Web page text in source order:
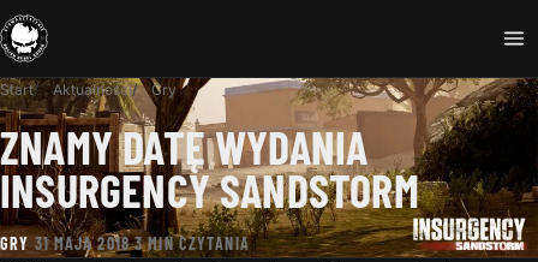
Start Aktualności Gry
ZNAMY DATĘ WYDANIA
INSURGENCY SANDSTORM
GRY·31 MAJA 2018·3 MIN CZYTANIA